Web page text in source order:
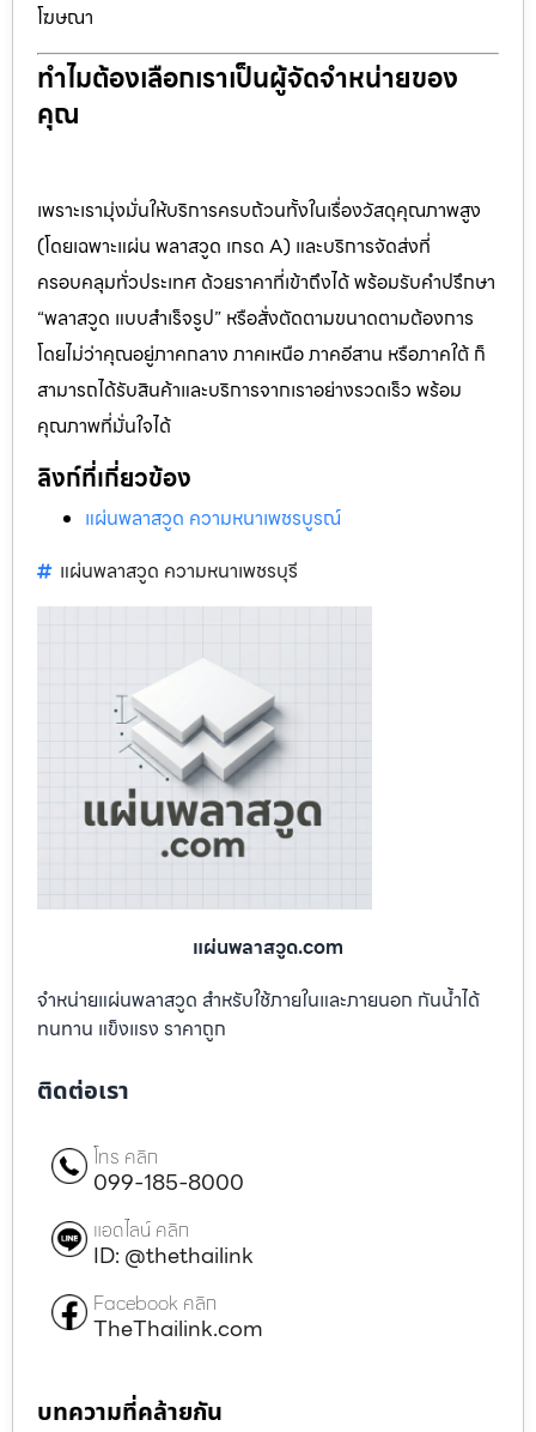
โฆษณา
ทำไมต้องเลือกเราเป็นผู้จัดจำหน่ายของ
คุณ
เพราะเรามุ่งมั่นให้บริการครบถ้วนทั้งในเรื่องวัสดุคุณภาพสูง
(โดยเฉพาะแผ่น พลาสวูด เกรด A) และบริการจัดส่งที่
ครอบคลุมทั่วประเทศ ด้วยราคาที่เข้าถึงได้ พร้อมรับคำปรึกษา
“พลาสวูด แบบสำเร็จรูป” หรือสั่งตัดตามขนาดตามต้องการ
โดยไม่ว่าคุณอยู่ภาคกลาง ภาคเหนือ ภาคอีสาน หรือภาคใต้ ก็
สามารถได้รับสินค้าและบริการจากเราอย่างรวดเร็ว พร้อม
คุณภาพที่มั่นใจได้
ลิงก์ที่เกี่ยวข้อง
แผ่นพลาสวูด ความหนาเพชรบูรณ์
แผ่นพลาสวูด ความหนาเพชรบุรี
แผ่นพลาสวูด.com
จำหน่ายแผ่นพลาสวูด สำหรับใช้ภายในและภายนอก กันน้ำได้
ทนทาน แข็งแรง ราคาถูก
ติดต่อเรา
โทร คลิก
099-185-8000
แอดไลน์ คลิก
ID: @thethailink
Facebook คลิก
TheThailink.com
บทความที่คล้ายกัน